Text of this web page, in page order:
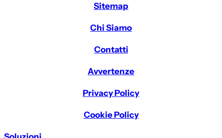
Sitemap
Chi Siamo
Contatti
Avvertenze
Privacy Policy
Cookie Policy